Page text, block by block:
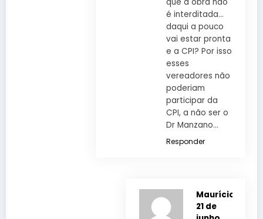
é interditada…
daqui a pouco
vai estar pronta
e a CPI? Por isso
esses
vereadores não
poderiam
participar da
CPI, a não ser o
Dr Manzano…
Responder
Maurício
21 de